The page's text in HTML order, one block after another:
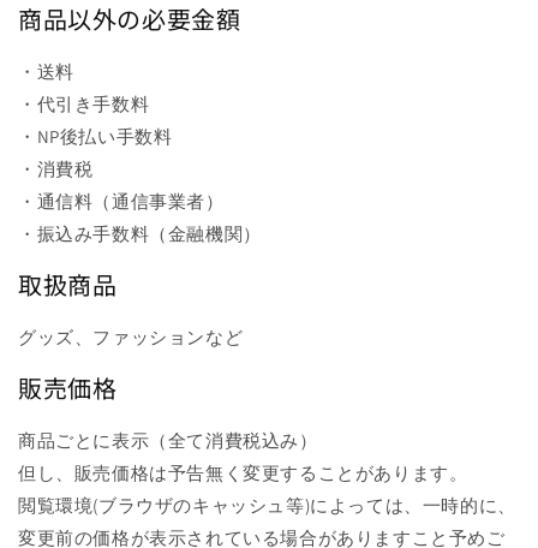
商品以外の必要金額
・送料
・代引き手数料
・NP後払い手数料
・消費税
・通信料（通信事業者）
・振込み手数料（金融機関）
取扱商品
グッズ、ファッションなど
販売価格
商品ごとに表示（全て消費税込み）
但し、販売価格は予告無く変更することがあります。
閲覧環境(ブラウザのキャッシュ等)によっては、一時的に、
変更前の価格が表示されている場合がありますこと予めご